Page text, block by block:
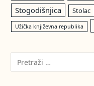
Stogodišnjica Stolac
Užička književna republika